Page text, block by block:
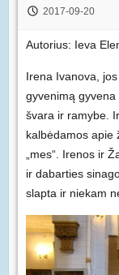
2017-09-20
Autorius: Ieva
Irena Ivanova,
gyvenimą
švara ir ramybe.
kalbėdamos apie
„mes“. Irenos ir
ir dabarties
slapta ir niekam